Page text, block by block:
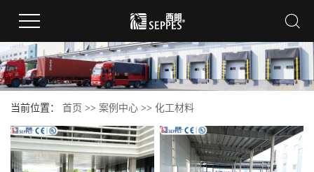
当前位置： 首页 >> 案例中心 >> 化工材料